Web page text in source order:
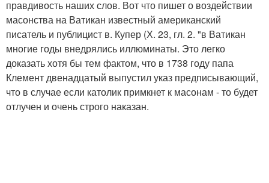
правдивость наших слов. Вот что пишет о воздействии
масонства на Ватикан известный американский
писатель и публицист в. Купер (Х. 23, гл. 2. "в Ватикан
многие годы внедрялись иллюминаты. Это легко
доказать хотя бы тем фактом, что в 1738 году папа
Клемент двенадцатый выпустил указ предписывающий,
что в случае если католик примкнет к масонам - то будет
отлучен и очень строго наказан.